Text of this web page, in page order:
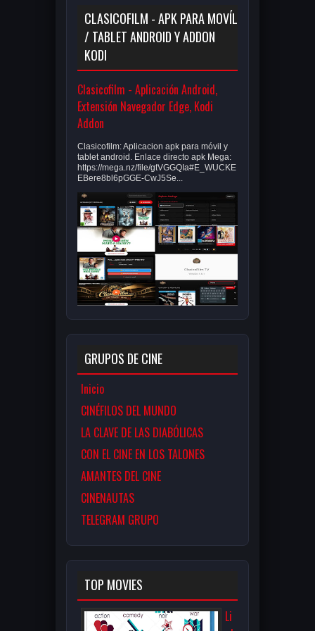
CLASICOFILM - APK PARA MOVÍL
/ TABLET ANDROID Y ADDON
KODI
Clasicofilm - Aplicación Android,
Extensión Navegador Edge, Kodi
Addon
Clasicofilm: Aplicacion apk para móvil y
tablet android. Enlace directo apk Mega:
https://mega.nz/file/gtVGGQIa#E_WUCKE
EBere8bl6pGGE-CwJ5Se...
GRUPOS DE CINE
Inicio
CINÉFILOS DEL MUNDO
LA CLAVE DE LAS DIABÓLICAS
CON EL CINE EN LOS TALONES
AMANTES DEL CINE
CINENAUTAS
TELEGRAM GRUPO
TOP MOVIES
Li